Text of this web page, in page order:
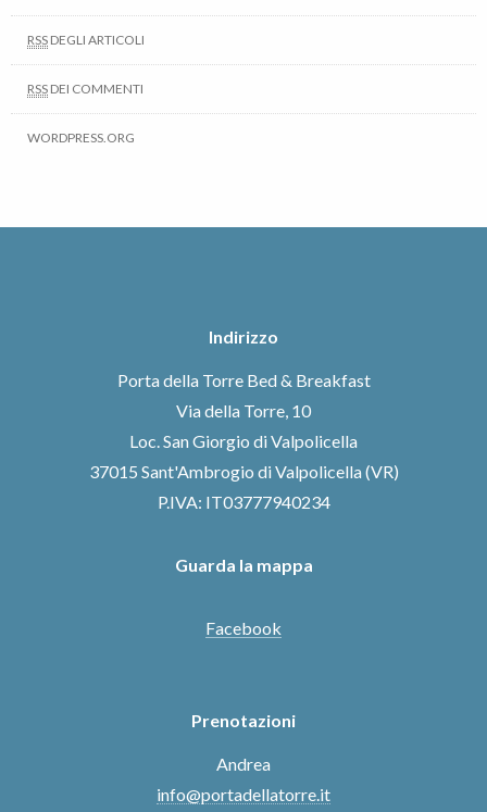
RSS DEGLI ARTICOLI
RSS DEI COMMENTI
WORDPRESS.ORG
Indirizzo
Porta della Torre Bed & Breakfast
Via della Torre, 10
Loc. San Giorgio di Valpolicella
37015 Sant'Ambrogio di Valpolicella (VR)
P.IVA: IT03777940234
Guarda la mappa
Facebook
Prenotazioni
Andrea
info@portadellatorre.it